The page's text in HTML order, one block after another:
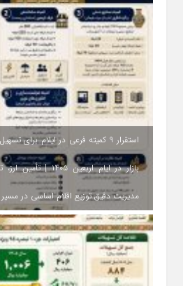
استقرار ۹ کمیته فرعی در ایلام
بازار در ایام اربعین
مدیریت دقیق توزیع اقلام اساسی در مسیر